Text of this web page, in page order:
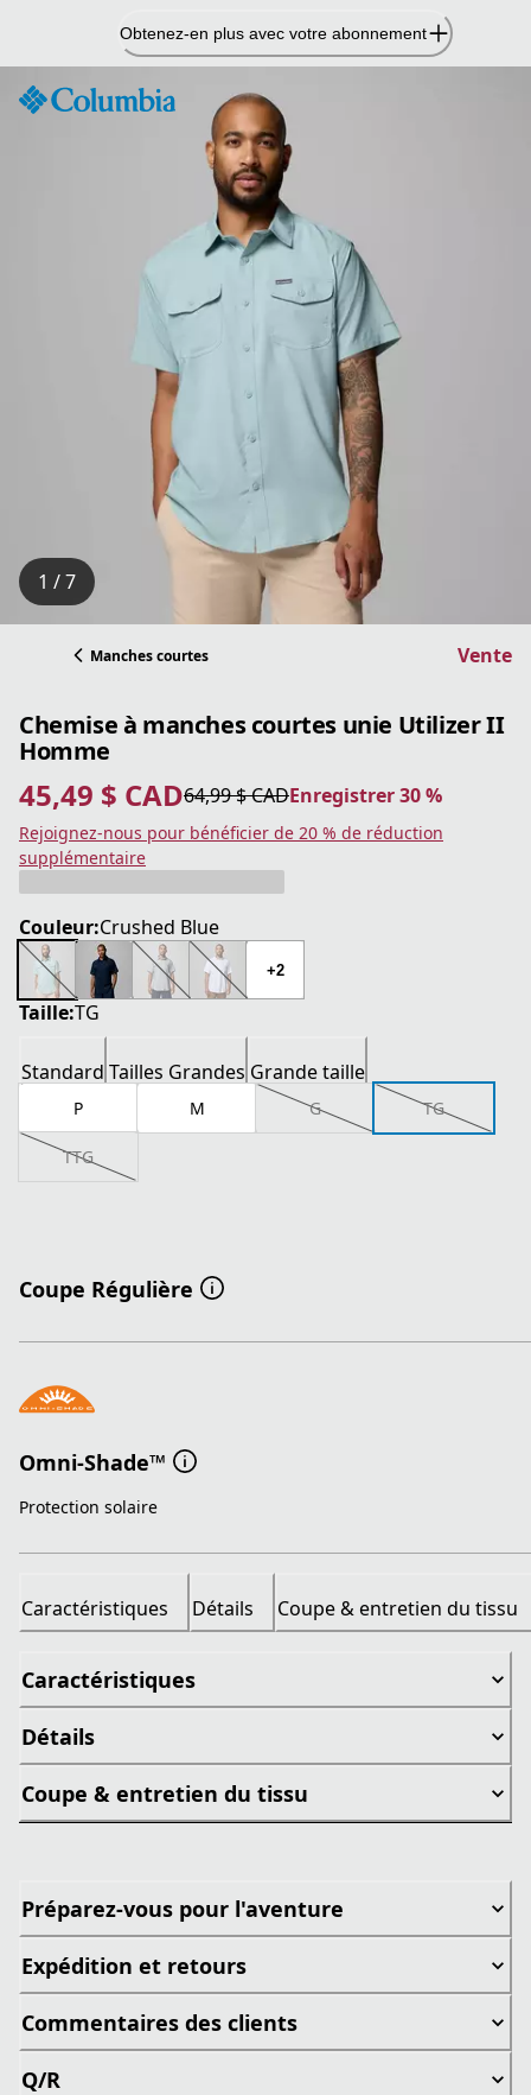
contenu
Obtenez-en plus avec votre abonnement
1 / 7
Manches courtes Vente
Chemise à manches courtes unie Utilizer II
Homme
45,49 $ CAD
prix actuel 45,49 $ CAD64,99 $ CAD
prix original 64,99 $ CAD Enregistrer 30 %
Enregistrer 30 %
Rejoignez-nous pour bénéficier de 20 % de réduction
supplémentaire
Couleur:Crushed Blue
+2
Taille:TG
Standard Tailles Grandes Grande taille
P M G TG
TTG
Coupe Régulière
Omni-Shade™
Protection solaire
Caractéristiques Détails Coupe & entretien du tissu
Caractéristiques
Détails
Coupe & entretien du tissu
Préparez-vous pour l'aventure
Expédition et retours
Commentaires des clients
Q/R